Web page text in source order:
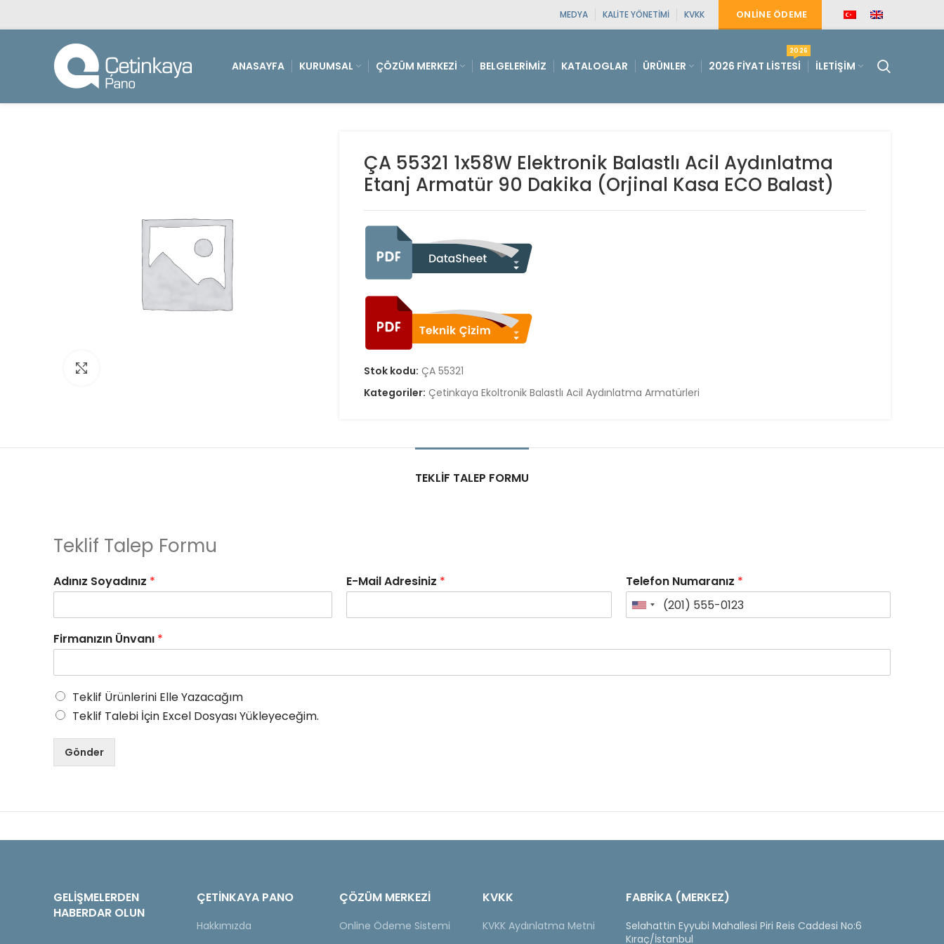
MEDYA KALITE YÖNETIMI KVKK ONLINE ÖDEME
ANASAYFA KURUMSAL ÇÖZÜM MERKEZI BELGELERIMIZ KATALOGLAR ÜRÜNLER 2026 FIYAT LISTESI
2026
İLETIŞIM
ÇA 55321 1x58W Elektronik Balastlı Acil Aydınlatma
Etanj Armatür 90 Dakika (Orjinal Kasa ECO Balast)
Stok kodu: ÇA 55321
Kategoriler: Çetinkaya Ekoltronik Balastlı Acil Aydınlatma Armatürleri
TEKLIF TALEP FORMU
Teklif Talep Formu
Adınız Soyadınız * E-Mail Adresiniz * Telefon Numaranız *
Firmanızın Ünvanı *
Teklif Ürünlerini Elle Yazacağım
Teklif Talebi İçin Excel Dosyası Yükleyeceğim.
Gönder
GELIŞMELERDEN
HABERDAR OLUN
ÇETINKAYA PANO
Hakkımızda
ÇÖZÜM MERKEZİ
Online Ödeme Sistemi
KVKK
KVKK Aydınlatma Metni
FABRİKA (MERKEZ)
Selahattin Eyyubi Mahallesi Piri Reis Caddesi No:6
Kıraç/İstanbul